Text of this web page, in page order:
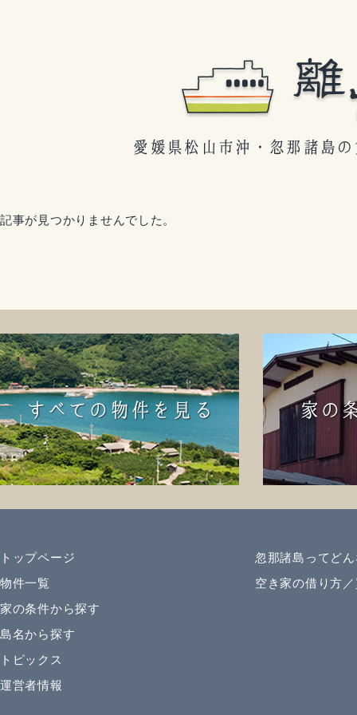
記事が見つかりませんでした。
トップページ
物件一覧
家の条件から探す
島名から探す
トピックス
運営者情報
忽那諸島ってど
空き家の借り方